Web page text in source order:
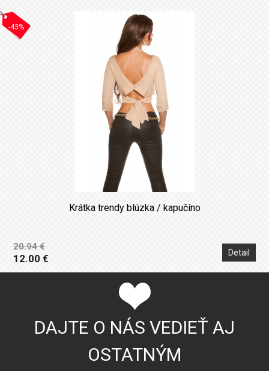
-43%
Krátka trendy blúzka / kapučíno
20.94 €
12.00 € Detail
DAJTE O NÁS VEDIEŤ AJ
OSTATNÝM